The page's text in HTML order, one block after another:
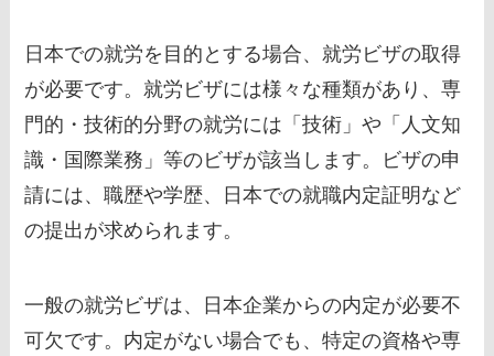
日本での就労を目的とする場合、就労ビザの取得
が必要です。就労ビザには様々な種類があり、専
門的・技術的分野の就労には「技術」や「人文知
識・国際業務」等のビザが該当します。ビザの申
請には、職歴や学歴、日本での就職内定証明など
の提出が求められます。
一般の就労ビザは、日本企業からの内定が必要不
可欠です。内定がない場合でも、特定の資格や専